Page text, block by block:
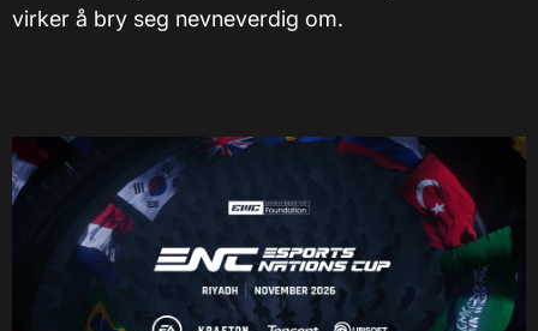
virker å bry seg nevneverdig om.